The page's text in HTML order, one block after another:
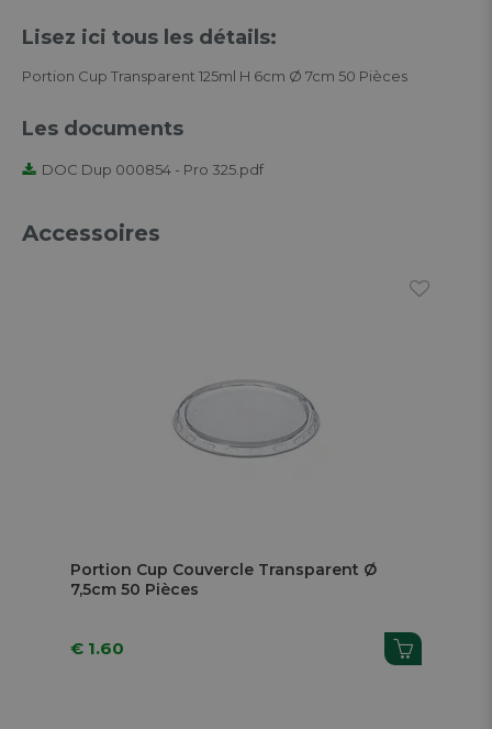
Lisez ici tous les détails:
Portion Cup Transparent 125ml H 6cm Ø 7cm 50 Pièces
Les documents
DOC Dup 000854 - Pro 325.pdf
Accessoires
Portion Cup Couvercle Transparent Ø
7,5cm 50 Pièces
€ 1.60